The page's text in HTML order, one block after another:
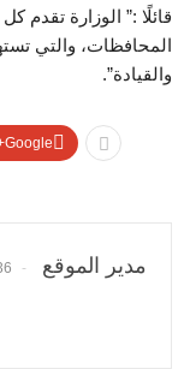
قائلًا :” الوزارة تقدم
المحافظات، والتي
والقيادة”.
Google+
مدير الموقع